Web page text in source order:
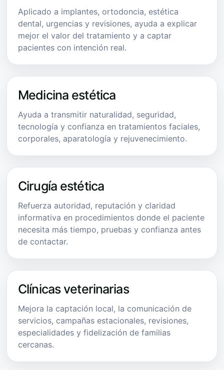
Aplicado a implantes, ortodoncia, estética
dental, urgencias y revisiones, ayuda a explicar
mejor el valor del tratamiento y a captar
pacientes con intención real.
Medicina estética
Ayuda a transmitir naturalidad, seguridad,
tecnología y confianza en tratamientos faciales,
corporales, aparatología y rejuvenecimiento.
Cirugía estética
Refuerza autoridad, reputación y claridad
informativa en procedimientos donde el paciente
necesita más tiempo, pruebas y confianza antes
de contactar.
Clínicas veterinarias
Mejora la captación local, la comunicación de
servicios, campañas estacionales, revisiones,
especialidades y fidelización de familias
cercanas.